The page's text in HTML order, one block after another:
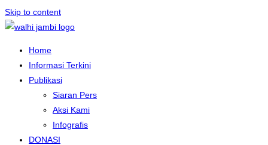
Skip to content
Home
Informasi Terkini
Publikasi
Siaran Pers
Aksi Kami
Infografis
DONASI